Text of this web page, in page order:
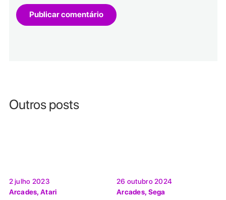
Outros posts
2 julho 2023
Arcades,Atari
26 outubro 2024
Arcades, Sega